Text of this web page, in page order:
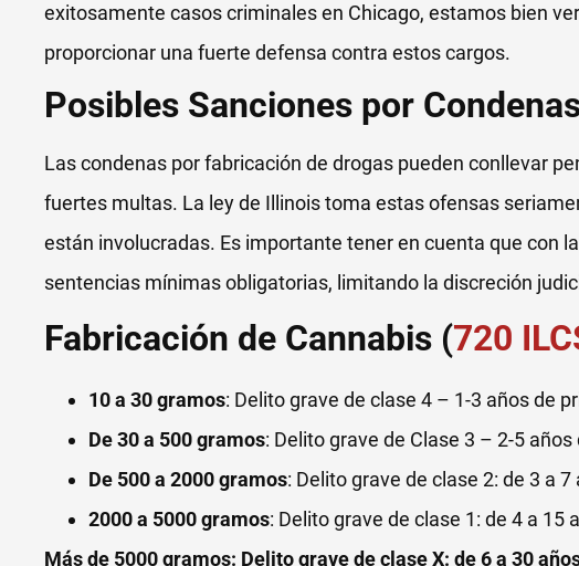
exitosamente casos criminales en Chicago, estamos bien
proporcionar una fuerte defensa contra estos cargos.
Posibles Sanciones por
Las condenas por fabricación de drogas pueden conllevar
fuertes multas. La ley de Illinois toma estas ofensas
están involucradas. Es importante tener en cuenta que con
sentencias mínimas obligatorias, limitando la discreción
Fabricación de Cannabis (720
10 a 30 gramos: Delito grave de clase 4 – 1-3 años de
De 30 a 500 gramos: Delito grave de Clase 3 – 2-5
De 500 a 2000 gramos: Delito grave de clase 2: de 3 a
2000 a 5000 gramos: Delito grave de clase 1: de 4 a
Más de 5000 gramos: Delito grave de clase X: de 6 a 30